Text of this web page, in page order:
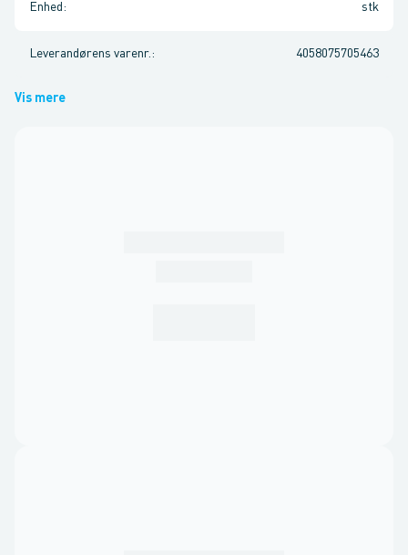
Enhed : stk
Leverandørens varenr. : 4058075705463
Vis mere